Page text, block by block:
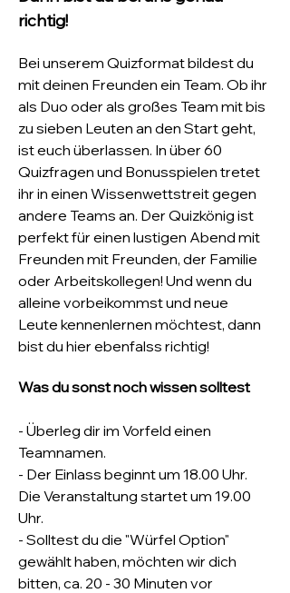
richtig!
Bei unserem Quizformat bildest du
mit deinen Freunden ein Team. Ob ihr
als Duo oder als großes Team mit bis
zu sieben Leuten an den Start geht,
ist euch überlassen. In über 60
Quizfragen und Bonusspielen tretet
ihr in einen Wissenwettstreit gegen
andere Teams an. Der Quizkönig ist
perfekt für einen lustigen Abend mit
Freunden mit Freunden, der Familie
oder Arbeitskollegen! Und wenn du
alleine vorbeikommst und neue
Leute kennenlernen möchtest, dann
bist du hier ebenfalss richtig!
Was du sonst noch wissen solltest
- Überleg dir im Vorfeld einen
Teamnamen.
- Der Einlass beginnt um 18.00 Uhr.
Die Veranstaltung startet um 19.00
Uhr.
- Solltest du die "Würfel Option"
gewählt haben, möchten wir dich
bitten, ca. 20 - 30 Minuten vor